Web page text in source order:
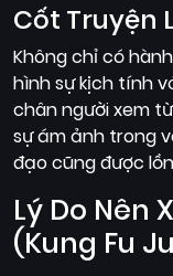
Cốt Truyện
Không chỉ có
hình sự kịch tính
chân người xem
sự ám ảnh trong
đạo cũng được
Lý Do Nên
(Kung Fu